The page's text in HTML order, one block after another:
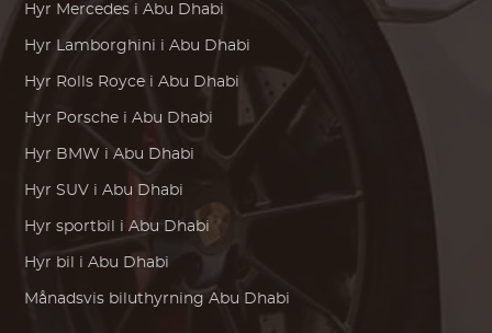
Hyr Mercedes i Abu Dhabi
Hyr Lamborghini i Abu Dhabi
Hyr Rolls Royce i Abu Dhabi
Hyr Porsche i Abu Dhabi
Hyr BMW i Abu Dhabi
Hyr SUV i Abu Dhabi
Hyr sportbil i Abu Dhabi
Hyr bil i Abu Dhabi
Månadsvis biluthyrning Abu Dhabi